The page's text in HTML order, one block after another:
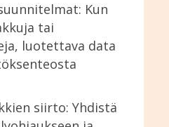
Kun
tai
luotettava data
siirto: Yhdistä